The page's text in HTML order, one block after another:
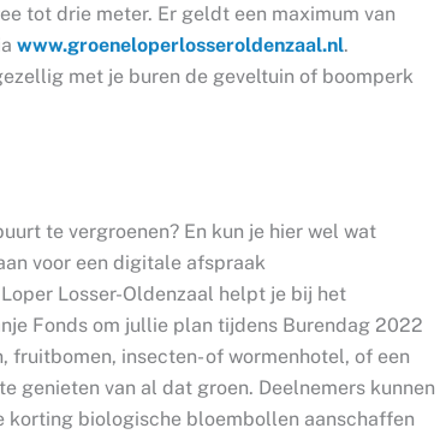
tot drie meter. Er geldt een maximum van
www.groeneloperlosseroldenzaal.nl.
met je buren de geveltuin of boomperk
te vergroenen? En kun je hier wel wat
voor een digitale afspraak
Losser-Oldenzaal helpt je bij het
Fonds om jullie plan tijdens Burendag 2022
fruitbomen, insecten- of wormenhotel, of een
genieten van al dat groen. Deelnemers kunnen
korting biologische bloembollen aanschaffen